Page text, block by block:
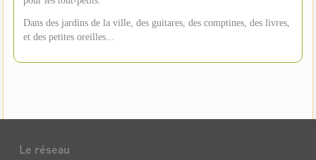
Dans des jardins de la ville, des guitares, des comptines, des livres,
et des petites oreilles...
Le réseau